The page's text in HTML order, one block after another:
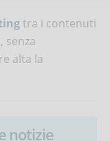
tra i contenuti
senza
alta la
notizie